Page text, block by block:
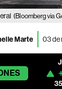
(Bloomberg via
Marte 03 de